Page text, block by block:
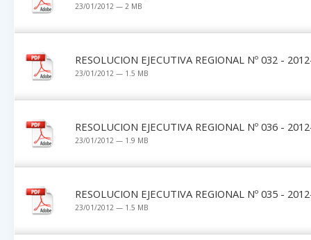
23/01/2012 — 2 MB
RESOLUCION EJECUTIVA REGIONAL Nº 032 -
23/01/2012 — 1.5 MB
RESOLUCION EJECUTIVA REGIONAL Nº 036 -
23/01/2012 — 1.9 MB
RESOLUCION EJECUTIVA REGIONAL Nº 035 -
23/01/2012 — 1.5 MB